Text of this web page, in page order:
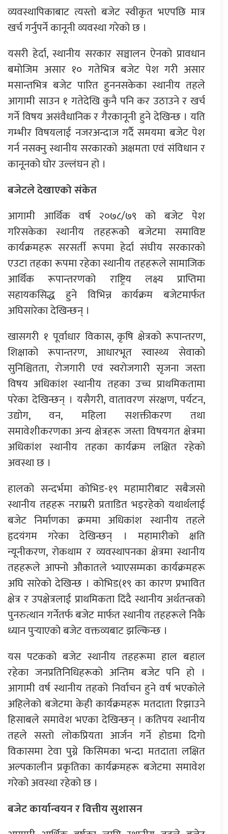
व्यवस्थापिकाबाट त्यस्तो बजेट स्वीकृत भएपछि मात्र
खर्च गर्नुपर्ने कानूनी व्यवस्था गरेको छ ।
यसरी हेर्दा, स्थानीय सरकार सञ्चालन ऐनको प्रावधान
बमोजिम असार १० गतेभित्र बजेट पेश गरी असार
मसान्तभित्र बजेट पारित हुननसकेका स्थानीय तहले
आगामी साउन १ गतेदेखि कुनै पनि कर उठाउने र खर्च
गर्ने विषय असंवैधानिक र गैरकानूनी हुने देखिन्छ । यति
गम्भीर विषयलाई नजरअन्दाज गर्दै समयमा बजेट पेश
गर्न नसक्नु स्थानीय सरकारको अक्षमता एवं संविधान र
कानूनको घोर उल्लंघन हो ।
बजेटले देखाएको संकेत
आगामी आर्थिक वर्ष २०७८/७९ को बजेट पेश
गरिसकेका स्थानीय तहहरूकोे बजेटमा समाविष्ट
कार्यक्रमहरू सरसर्ती रूपमा हेर्दा संघीय सरकारको
एउटा तहका रूपमा रहेका स्थानीय तहहरूले सामाजिक
आर्थिक रूपान्तरणको राष्ट्रिय लक्ष्य प्राप्तिमा
सहायकसिद्ध हुने विभिन्न कार्यक्रम बजेटमार्फत
अघिसारेका देखिन्छन् ।
खासगरी १ पूर्वाधार विकास, कृषि क्षेत्रको रूपान्तरण,
शिक्षाको रूपान्तरण, आधारभूत स्वास्थ्य सेवाको
सुनिश्चितता, रोजगारी एवं स्वरोजगारी सृजना जस्ता
विषय अधिकांश स्थानीय तहका उच्च प्राथमिकतामा
परेका देखिन्छन् । यसैगरी, वातावरण संरक्षण, पर्यटन,
उद्योग, वन, महिला सशक्तीकरण तथा
समावेशीकरणका अन्य क्षेत्रहरू जस्ता विषयगत क्षेत्रमा
अधिकांश स्थानीय तहका कार्यक्रम लक्षित रहेको
अवस्था छ ।
हालको सन्दर्भमा कोभिड-१९ महामारीबाट सबैजसो
स्थानीय तहहरू नराम्ररी प्रताडित भइरहेको यथार्थलाई
बजेट निर्माणका क्रममा अधिकांश स्थानीय तहले
हृदयंगम गरेका देखिन्छन् । महामारीको क्षति
न्यूनीकरण, रोकथाम र व्यवस्थापनका क्षेत्रमा स्थानीय
तहहरूले आफ्नो औकातले भ्याएसम्मका कार्यक्रमहरू
अघि सारेको देखिन्छ । कोभिड(१९ का कारण प्रभावित
क्षेत्र र उपक्षेत्रलाई प्राथमिकता दिंदै स्थानीय अर्थतन्त्रको
पुनरुत्थान गर्नेतर्फ बजेट मार्फत स्थानीय तहहरूले निकै
ध्यान पुर्‍याएको बजेट वक्तव्यबाट झल्किन्छ ।
यस पटकको बजेट स्थानीय तहहरूमा हाल बहाल
रहेका जनप्रतिनिधिहरूको अन्तिम बजेट पनि हो ।
आगामी वर्ष स्थानीय तहको निर्वाचन हुने वर्ष भएकोले
अहिलेको बजेटमा केही कार्यक्रमहरू मतदाता रिझाउने
हिसाबले समावेश भएका देखिन्छन् । कतिपय स्थानीय
तहले सस्तो लोकप्रियता आर्जन गर्ने होडमा दिगो
विकासमा टेवा पुग्ने किसिमका भन्दा मतदाता लक्षित
अल्पकालीन प्रकृतिका कार्यक्रमहरू बजेटमा समावेश
गरेको अवस्था रहेको छ ।
बजेट कार्यान्वयन र वित्तीय सुशासन